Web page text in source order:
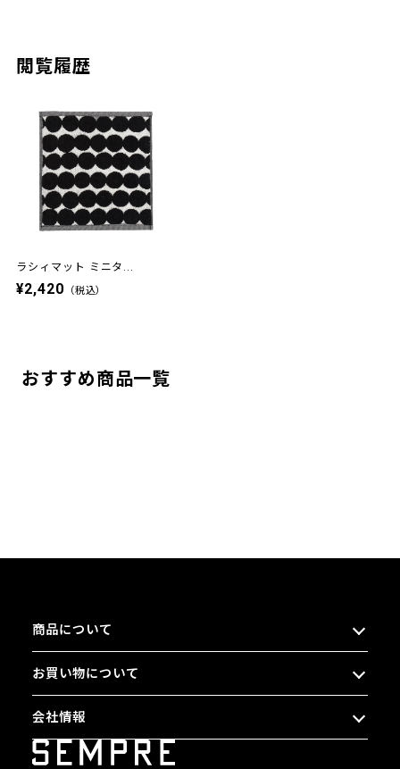
閲覧履歴
ラシィマット ミニタ...
¥2,420 （税込）
おすすめ商品一覧
商品について
お買い物について
会社情報